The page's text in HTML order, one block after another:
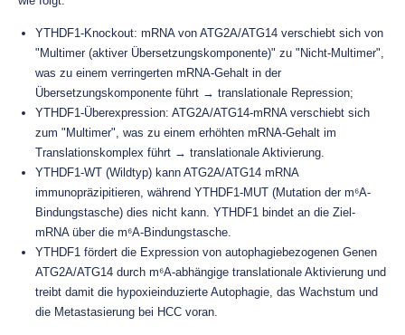
YTHDF1-Knockout: mRNA von ATG2A/ATG14 verschiebt sich von
"Multimer (aktiver Übersetzungskomponente)" zu "Nicht-Multimer",
was zu einem verringerten mRNA-Gehalt in der
Übersetzungskomponente führt → translationale Repression;
YTHDF1-Überexpression: ATG2A/ATG14-mRNA verschiebt sich
zum "Multimer", was zu einem erhöhten mRNA-Gehalt im
Translationskomplex führt → translationale Aktivierung.
YTHDF1-WT (Wildtyp) kann ATG2A/ATG14 mRNA
immunopräzipitieren, während YTHDF1-MUT (Mutation der m⁶A-
Bindungstasche) dies nicht kann. YTHDF1 bindet an die Ziel-
mRNA über die m⁶A-Bindungstasche.
YTHDF1 fördert die Expression von autophagiebezogenen Genen
ATG2A/ATG14 durch m⁶A-abhängige translationale Aktivierung und
treibt damit die hypoxieinduzierte Autophagie, das Wachstum und
die Metastasierung bei HCC voran.